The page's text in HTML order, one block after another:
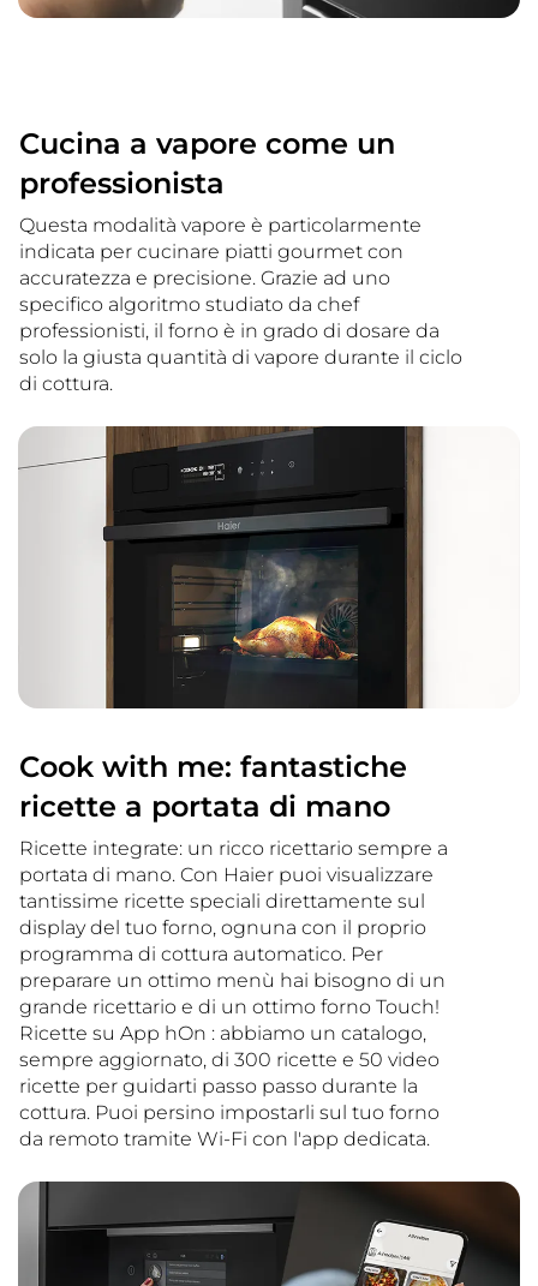
Cucina a vapore come un
professionista
Questa modalità vapore è particolarmente
indicata per cucinare piatti gourmet con
accuratezza e precisione. Grazie ad uno
specifico algoritmo studiato da chef
professionisti, il forno è in grado di dosare da
solo la giusta quantità di vapore durante il ciclo
di cottura.
Cook with me: fantastiche
ricette a portata di mano
Ricette integrate: un ricco ricettario sempre a
portata di mano. Con Haier puoi visualizzare
tantissime ricette speciali direttamente sul
display del tuo forno, ognuna con il proprio
programma di cottura automatico. Per
preparare un ottimo menù hai bisogno di un
grande ricettario e di un ottimo forno Touch!
Ricette su App hOn : abbiamo un catalogo,
sempre aggiornato, di 300 ricette e 50 video
ricette per guidarti passo passo durante la
cottura. Puoi persino impostarli sul tuo forno
da remoto tramite Wi-Fi con l'app dedicata.